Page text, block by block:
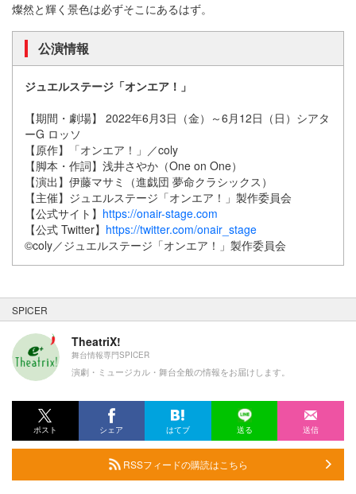
燦然と輝く景色は必ずそこにあるはず。
公演情報
ジュエルステージ「オンエア！」
【期間・劇場】 2022年6月3日（金）～6月12日（日）シアタ
ーG ロッソ
【原作】「オンエア！」／coly
【脚本・作詞】浅井さやか（One on One）
【演出】伊藤マサミ（進戯団 夢命クラシックス）
【主催】ジュエルステージ「オンエア！」製作委員会
【公式サイト】 https://onair-stage.com
【公式 Twitter】 https://twitter.com/onair_stage
©coly／ジュエルステージ「オンエア！」製作委員会
SPICER
TheatriX!
舞台情報専門SPICER
演劇・ミュージカル・舞台全般の情報をお届けします。
ポスト シェア はてブ 送る 送信
RSSフィードの購読はこちら